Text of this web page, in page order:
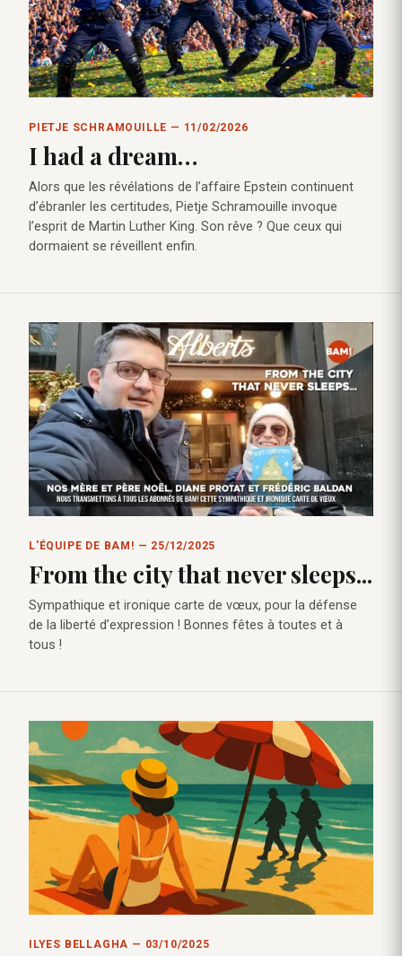
PIETJE SCHRAMOUILLE — 11/02/2026
I had a dream…
Alors que les révélations de l’affaire Epstein continuent
d’ébranler les certitudes, Pietje Schramouille invoque
l’esprit de Martin Luther King. Son rêve ? Que ceux qui
dormaient se réveillent enfin.
L'ÉQUIPE DE BAM! — 25/12/2025
From the city that never sleeps...
Sympathique et ironique carte de vœux, pour la défense
de la liberté d’expression ! Bonnes fêtes à toutes et à
tous !
ILYES BELLAGHA — 03/10/2025